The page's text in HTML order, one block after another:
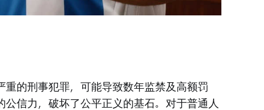
重的刑事犯罪，可能导致数年监禁及高额罚
信力，破坏了公平正义的基石。对于普通人